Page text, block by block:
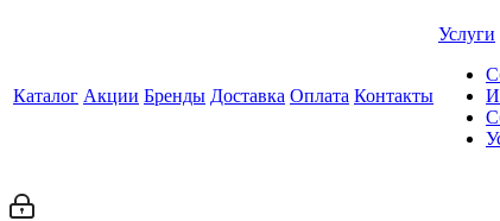
Каталог Акции Бренды Доставка Оплата Контакты
Услуги